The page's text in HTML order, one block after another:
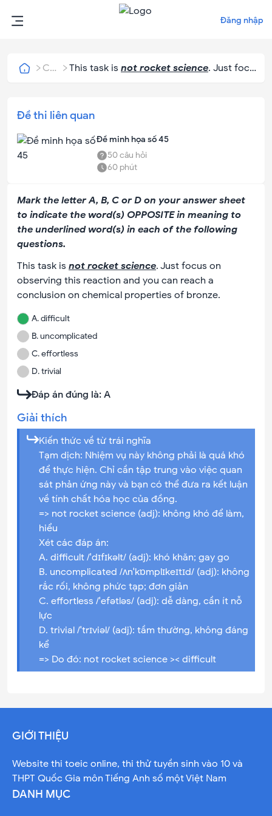
Đăng nhập
Câu
This task is not rocket science. Just focus
of bronze.
Mark the letter A, B, C or D on your answer sheet
to indicate the word(s) OPPOSITE in meaning to
the underlined word(s) in each of the following
questions.
This task is not rocket science. Just focus on
observing this reaction and you can reach a
conclusion on chemical properties of bronze.
A.difficult
B.uncomplicated
C.effortless
D.trivial
Đáp án đúng là: A
Giải thích
Kiến thức về từ trái nghĩa
Tạm dịch: Nhiệm vụ này không phải là quá khó
để thực hiện. Chỉ cần tập trung vào việc quan
sát phản ứng này và bạn có thể đưa ra kết luận
về tính chất hóa học của đồng.
=> not rocket science (adj): không khó để làm,
hiểu
Xét các đáp án:
A. difficult /ˈdɪfɪkəlt/ (adj): khó khăn; gay go
B. uncomplicated /ʌnˈkɒmplɪkeɪtɪd/ (adj): không
rắc rối, không phức tạp; đơn giản
C. effortless /ˈefətləs/ (adj): dễ dàng, cần ít nỗ
lực
D. trivial /ˈtrɪviəl/ (adj): tầm thường, không đáng
kể
=> Do đó: not rocket science >< difficult
Đề thi liên quan
Đề minh họa số 45
50câu hỏi
60phút
GIỚI THIỆU
Website thi toeic online, thi thử tuyền sinh vào 10 và
THPT Quốc Gia môn Tiếng Anh số một Việt Nam
DANH MỤC